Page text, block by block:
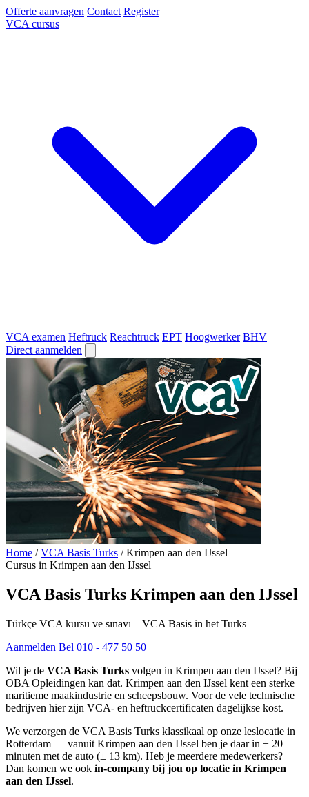
Offerte aanvragen Contact Register
VCA cursus
VCA examen Heftruck Reachtruck EPT Hoogwerker BHV
Direct aanmelden
Home / VCA Basis Turks / Krimpen aan den IJssel
Cursus in Krimpen aan den IJssel
VCA Basis Turks Krimpen aan den IJssel
Türkçe VCA kursu ve sınavı – VCA Basis in het Turks
Aanmelden Bel 010 - 477 50 50
Wil je de VCA Basis Turks volgen in Krimpen aan den IJssel? Bij
OBA Opleidingen kan dat. Krimpen aan den IJssel kent een sterke
maritieme maakindustrie en scheepsbouw. Voor de vele technische
bedrijven hier zijn VCA- en heftruckcertificaten dagelijkse kost.
We verzorgen de VCA Basis Turks klassikaal op onze leslocatie in
Rotterdam — vanuit Krimpen aan den IJssel ben je daar in ± 20
minuten met de auto (± 13 km). Heb je meerdere medewerkers?
Dan komen we ook in-company bij jou op locatie in Krimpen
aan den IJssel.